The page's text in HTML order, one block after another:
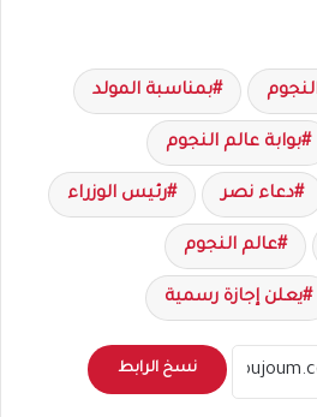
بمناسبة المولد
بوابة عالم النجوم
دعاء نصر رئيس الوزراء
عالم النجوم
يعلن إجازة رسمية
نسخ الرابط